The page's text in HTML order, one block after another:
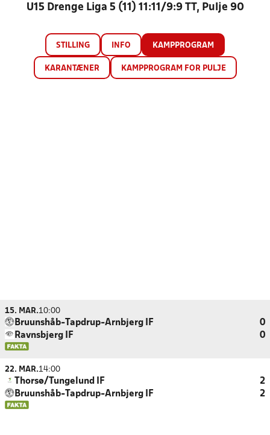
U15 Drenge Liga 5 (11) 11:11/9:9 TT, Pulje 90
STILLING INFO KAMPPROGRAM
KARANTÆNER KAMPPROGRAM FOR PULJE
15. MAR.10:00
Bruunshåb-Tapdrup-Arnbjerg IF
0
Ravnsbjerg IF
0
22. MAR.14:00
Thorsø/Tungelund IF
2
Bruunshåb-Tapdrup-Arnbjerg IF
2